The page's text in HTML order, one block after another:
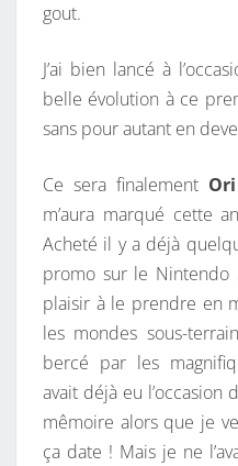
gout.
J’ai bien lancé à
belle évolution à ce
sans pour autant en
Ce sera finalement
m’aura marqué cette
Acheté il y a déjà
promo sur le Nintendo
plaisir à le prendre en
les mondes sous-
bercé par les
avait déjà eu
mêmoire alors que je
ça date ! Mais je ne